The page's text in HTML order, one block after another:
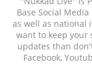
Base Social
as well as national
want to keep your
updates than
Facebook,